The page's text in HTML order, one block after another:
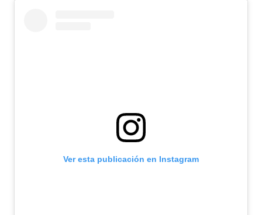
Ver esta publicación en Instagram